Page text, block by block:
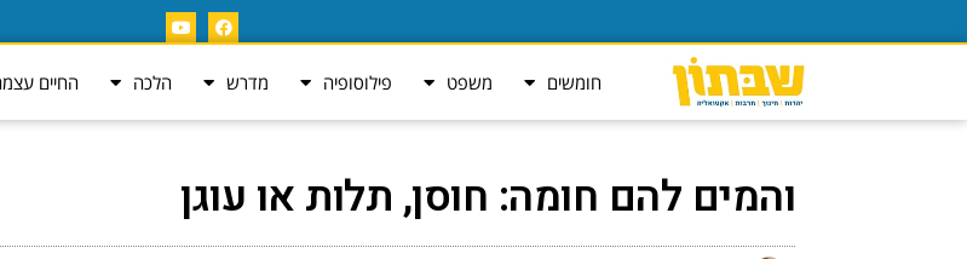
חומשים משפט פילוסופיה מדרש הלכה החיים
והמים להם חומה: חוסן, תלות או עוגן